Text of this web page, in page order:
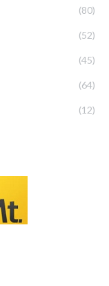
(80)
(52)
(45)
(64)
(12)